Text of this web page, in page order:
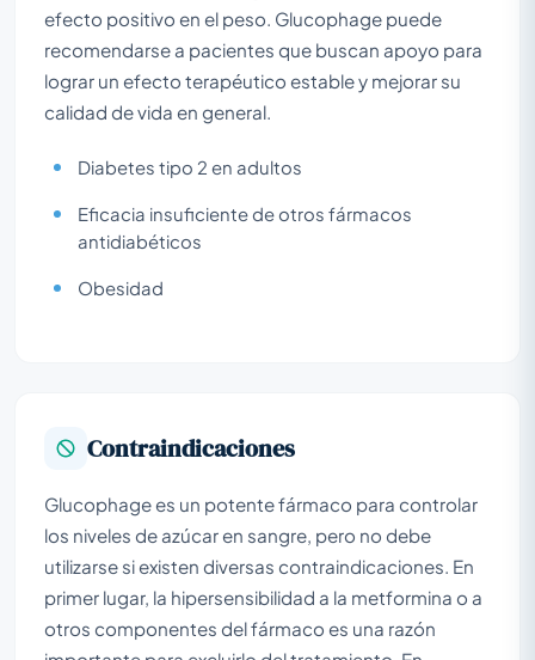
efecto positivo en el peso. Glucophage puede
recomendarse a pacientes que buscan apoyo para
lograr un efecto terapéutico estable y mejorar su
calidad de vida en general.
Diabetes tipo 2 en adultos
Eficacia insuficiente de otros fármacos
antidiabéticos
Obesidad
Contraindicaciones
Glucophage es un potente fármaco para controlar
los niveles de azúcar en sangre, pero no debe
utilizarse si existen diversas contraindicaciones. En
primer lugar, la hipersensibilidad a la metformina o a
otros componentes del fármaco es una razón